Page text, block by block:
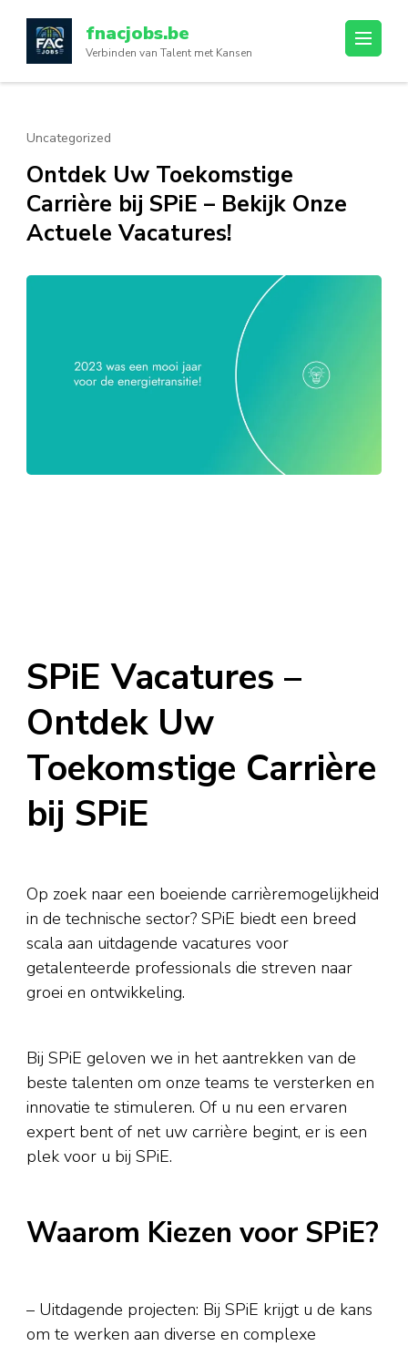
inhoud
(druk
enter)
fnacjobs.be
Verbinden van Talent met Kansen
Uncategorized
Ontdek Uw Toekomstige
Carrière bij SPiE – Bekijk Onze
Actuele Vacatures!
SPiE Vacatures –
Ontdek Uw
Toekomstige Carrière
bij SPiE
Op zoek naar een boeiende carrièremogelijkheid
in de technische sector? SPiE biedt een breed
scala aan uitdagende vacatures voor
getalenteerde professionals die streven naar
groei en ontwikkeling.
Bij SPiE geloven we in het aantrekken van de
beste talenten om onze teams te versterken en
innovatie te stimuleren. Of u nu een ervaren
expert bent of net uw carrière begint, er is een
plek voor u bij SPiE.
Waarom Kiezen voor SPiE?
– Uitdagende projecten: Bij SPiE krijgt u de kans
om te werken aan diverse en complexe